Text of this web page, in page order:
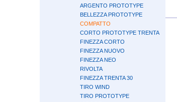
ARGENTO PROTOTYPE
BELLEZZA PROTOTYPE
COMPATTO
CORTO PROTOTYPE TRENTA
FINEZZA CORTO
FINEZZA NUOVO
FINEZZA NEO
RIVOLTA
FINEZZA TRENTA 30
TIRO WIND
TIRO PROTOTYPE